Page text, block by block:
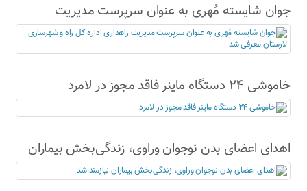
جوان شایسته مُهری به عنوان سرپرست مدیریت
راهداری اداره کل راه و شهرسازی لارستان معرفی شد
خاموشی ۲۴ دستگاه ماینر فاقد مجوز در لامرد
اهدای اعضای بدن نوجوان وراوی، زندگی‌بخش بیماران
نیازمند شد